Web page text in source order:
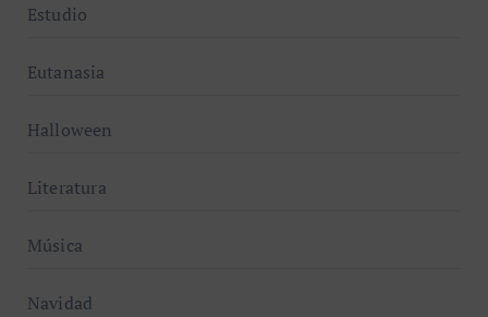
Estudio
Eutanasia
Halloween
Literatura
Música
Navidad